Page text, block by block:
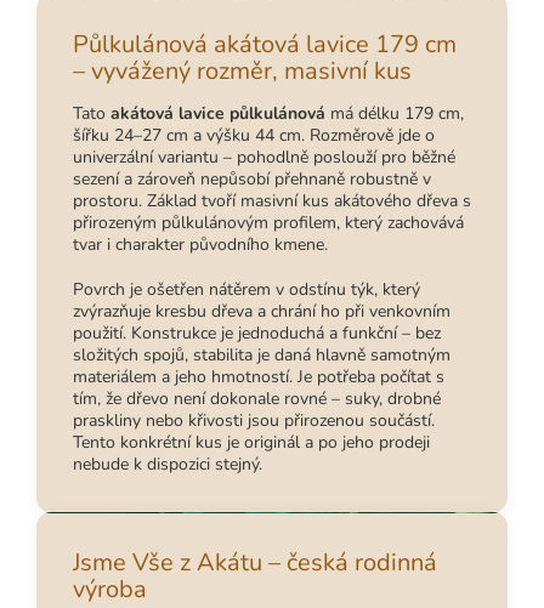
Půlkulánová akátová lavice 179 cm
– vyvážený rozměr, masivní kus
Tato akátová lavice půlkulánová má délku 179 cm,
šířku 24–27 cm a výšku 44 cm. Rozměrově jde o
univerzální variantu – pohodlně poslouží pro běžné
sezení a zároveň nepůsobí přehnaně robustně v
prostoru. Základ tvoří masivní kus akátového dřeva s
přirozeným půlkulánovým profilem, který zachovává
tvar i charakter původního kmene.
Povrch je ošetřen nátěrem v odstínu týk, který
zvýrazňuje kresbu dřeva a chrání ho při venkovním
použití. Konstrukce je jednoduchá a funkční – bez
složitých spojů, stabilita je daná hlavně samotným
materiálem a jeho hmotností. Je potřeba počítat s
tím, že dřevo není dokonale rovné – suky, drobné
praskliny nebo křivosti jsou přirozenou součástí.
Tento konkrétní kus je originál a po jeho prodeji
nebude k dispozici stejný.
Jsme Vše z Akátu – česká rodinná
výroba